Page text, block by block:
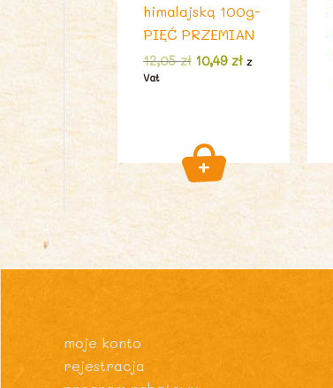
himalajską 100g-
PIĘĆ PRZEMIAN
12,05zł Pierwotna
10,49złAktualna
z
Vat
moje konto
rejestracja